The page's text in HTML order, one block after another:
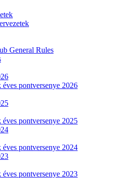
General Rules
pontversenye 2026
pontversenye 2025
pontversenye 2024
pontversenye 2023